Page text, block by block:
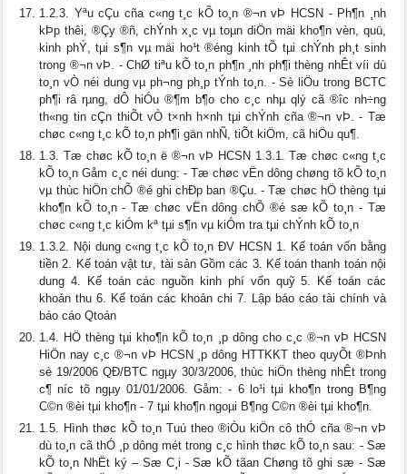
1.2.3. Yªu cÇu cña c«ng t¸c kÕ to¸n ®¬n vÞ HCSN - Ph¶n ¸nh
kÞp thêi, ®Çy ®ñ, chÝnh x¸c vµ toµn diÖn mäi kho¶n vèn, quü,
kinh phÝ, tµi s¶n vµ mäi ho¹t ®éng kinh tÕ tµi chÝnh ph¸t sinh
trong ®¬n vÞ. - ChØ tiªu kÕ to¸n ph¶n ¸nh ph¶i thèng nhÊt víi dù
to¸n vÒ néi dung vµ ph­¬ng ph¸p tÝnh to¸n. - Sè liÖu trong BCTC
ph¶i râ rµng, dÔ hiÓu ®¶m b¶o cho c¸c nhµ qlý cã ®­îc nh÷ng
th«ng tin cÇn thiÕt vÒ t×nh h×nh tµi chÝnh cña ®¬n vÞ. - Tæ
chøc c«ng t¸c kÕ to¸n ph¶i gän nhÑ, tiÕt kiÖm, cã hiÖu qu¶.
1.3. Tæ chøc kÕ to¸n ë ®¬n vÞ HCSN 1.3.1. Tæ chøc c«ng t¸c
kÕ to¸n Gåm c¸c néi dung: - Tæ chøc vËn dông chøng tõ kÕ to¸n
vµ thùc hiÖn chÕ ®é ghi chÐp ban ®Çu. - Tæ chøc hÖ thèng tµi
kho¶n kÕ to¸n - Tæ chøc vËn dông chÕ ®é sæ kÕ to¸n - Tæ
chøc c«ng t¸c kiÓm kª tµi s¶n vµ kiÓm tra tµi chÝnh kÕ to¸n
1.3.2. Nội dung c«ng t¸c kÕ to¸n ĐV HCSN 1. Kế toán vốn bằng
tiền 2. Kế toán vật tư, tài sản Gồm các 3. Kế toán thanh toán nội
dung 4. Kế toán các nguồn kinh phí vốn quỹ 5. Kế toán các
khoản thu 6. Kế toán các khoản chi 7. Lập báo cáo tài chính và
báo cáo Qtoán
1.4. HÖ thèng tµi kho¶n kÕ to¸n ¸p dông cho c¸c ®¬n vÞ HCSN
HiÖn nay c¸c ®¬n vÞ HCSN ¸p dông HTTKKT theo quyÕt ®Þnh
sè 19/2006 QĐ/BTC ngµy 30/3/2006, thùc hiÖn thèng nhÊt trong
c¶ n­íc tõ ngµy 01/01/2006. Gåm: - 6 lo¹i tµi kho¶n trong B¶ng
C©n ®èi tµi kho¶n - 7 tµi kho¶n ngoµi B¶ng C©n ®èi tµi kho¶n.
1.5. Hình thøc kÕ to¸n Tuú theo ®iÒu kiÖn cô thÓ cña ®¬n vÞ
dù to¸n cã thÓ ¸p dông mét trong c¸c hình thøc kÕ to¸n sau: - Sæ
kÕ to¸n NhËt ký – Sæ C¸i - Sæ kÕ tãan Chøng tõ ghi sæ - Sæ